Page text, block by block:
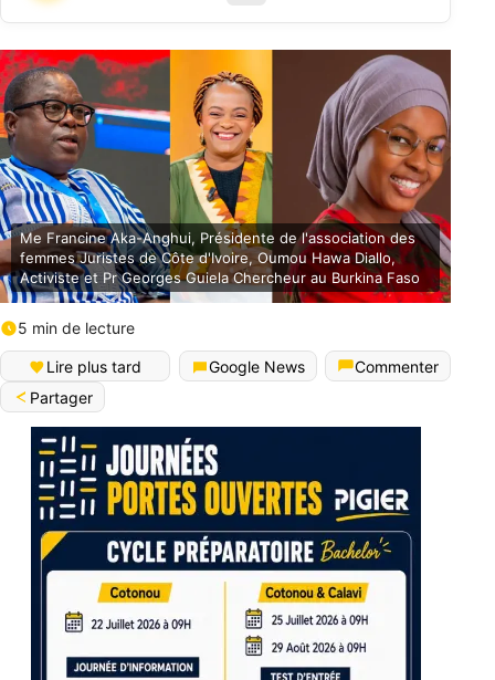
Me Francine Aka-Anghui, Présidente de l'association des
femmes Juristes de Côte d'Ivoire, Oumou Hawa Diallo,
Activiste et Pr Georges Guiela Chercheur au Burkina Faso
5 min de lecture
Lire plus tard Google News
Commenter
Partager